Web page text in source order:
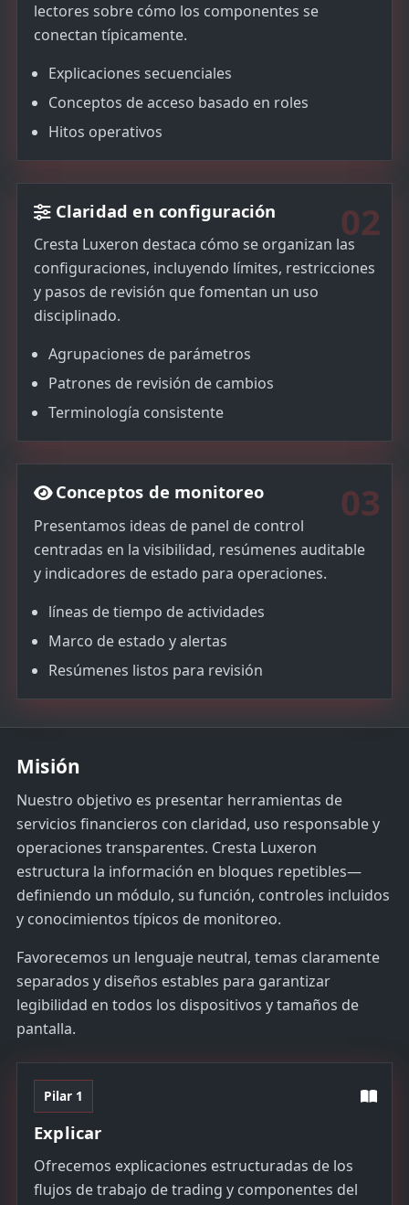
lectores sobre cómo los componentes se
conectan típicamente.
Explicaciones secuenciales
Conceptos de acceso basado en roles
Hitos operativos
02
Claridad en configuración
Cresta Luxeron destaca cómo se organizan las
configuraciones, incluyendo límites, restricciones
y pasos de revisión que fomentan un uso
disciplinado.
Agrupaciones de parámetros
Patrones de revisión de cambios
Terminología consistente
03
Conceptos de monitoreo
Presentamos ideas de panel de control
centradas en la visibilidad, resúmenes auditable
y indicadores de estado para operaciones.
líneas de tiempo de actividades
Marco de estado y alertas
Resúmenes listos para revisión
Misión
Nuestro objetivo es presentar herramientas de
servicios financieros con claridad, uso responsable y
operaciones transparentes. Cresta Luxeron
estructura la información en bloques repetibles—
definiendo un módulo, su función, controles incluidos
y conocimientos típicos de monitoreo.
Favorecemos un lenguaje neutral, temas claramente
separados y diseños estables para garantizar
legibilidad en todos los dispositivos y tamaños de
pantalla.
Pilar 1
Explicar
Ofrecemos explicaciones estructuradas de los
flujos de trabajo de trading y componentes del